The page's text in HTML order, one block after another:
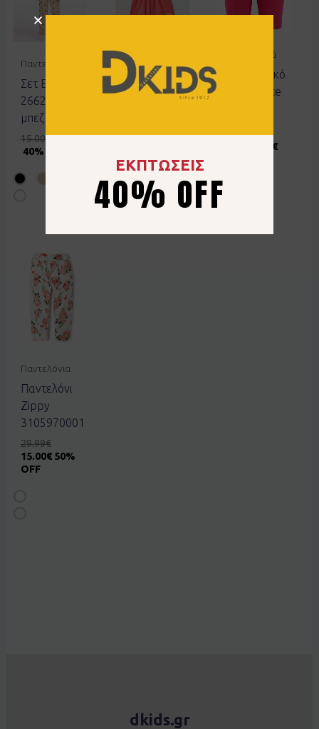
Παντελόνια
Σετ EBITA
266273
μπεζ
15.00€9.00€
40% OFF
Σετ
Σετ EBITA
254508
Ποδηλατικά
Ποδηλατικό
basic Joyce
€
Παντελόνια
Παντελόνι
Zippy
3105970001
29.99€
15.00€ 50%
OFF
dkids.gr
ΕΚΠΤΩΣΕΙΣ
40% OFF